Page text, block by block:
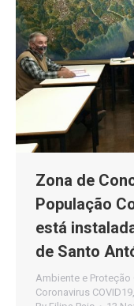
Zona de
População
está
de Santo
Ambiente e Proteção
Coronavirus COVID19